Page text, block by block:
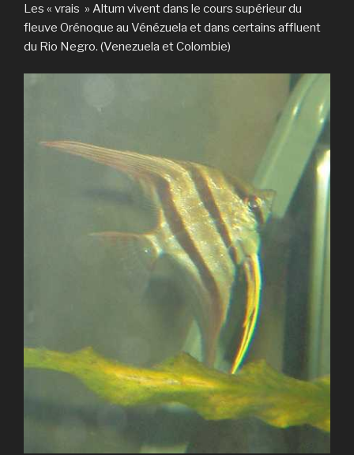
Les « vrais » Altum vivent dans le cours supérieur du
fleuve Orénoque au Vénézuela et dans certains affluent
du Rio Negro. (Venezuela et Colombie)